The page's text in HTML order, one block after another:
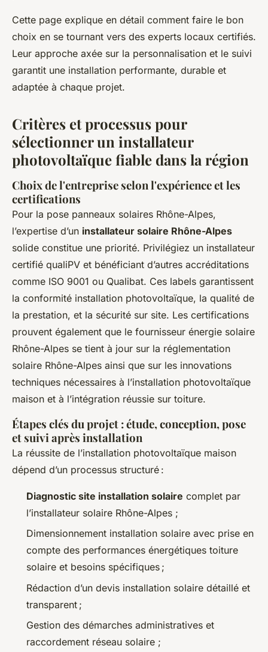
Cette page explique en détail comment faire le bon
choix en se tournant vers des experts locaux certifiés.
Leur approche axée sur la personnalisation et le suivi
garantit une installation performante, durable et
adaptée à chaque projet.
Critères et processus pour
sélectionner un installateur
photovoltaïque fiable dans la région
Choix de l'entreprise selon l'expérience et les
certifications
Pour la pose panneaux solaires Rhône-Alpes,
l’expertise d’un installateur solaire Rhône-Alpes
solide constitue une priorité. Privilégiez un installateur
certifié qualiPV et bénéficiant d’autres accréditations
comme ISO 9001 ou Qualibat. Ces labels garantissent
la conformité installation photovoltaïque, la qualité de
la prestation, et la sécurité sur site. Les certifications
prouvent également que le fournisseur énergie solaire
Rhône-Alpes se tient à jour sur la réglementation
solaire Rhône-Alpes ainsi que sur les innovations
techniques nécessaires à l’installation photovoltaïque
maison et à l’intégration réussie sur toiture.
Étapes clés du projet : étude, conception, pose
et suivi après installation
La réussite de l’installation photovoltaïque maison
dépend d’un processus structuré :
Diagnostic site installation solaire complet par
l’installateur solaire Rhône-Alpes ;
Dimensionnement installation solaire avec prise en
compte des performances énergétiques toiture
solaire et besoins spécifiques ;
Rédaction d’un devis installation solaire détaillé et
transparent ;
Gestion des démarches administratives et
raccordement réseau solaire ;